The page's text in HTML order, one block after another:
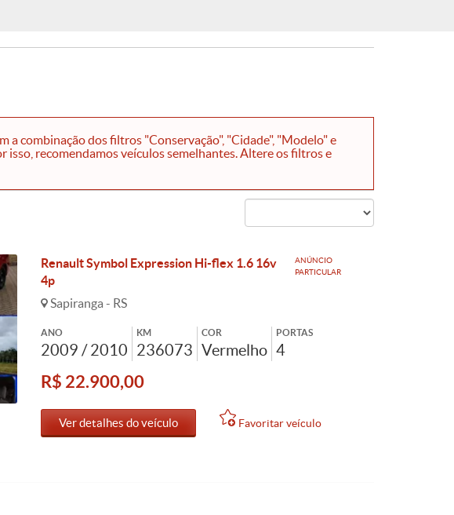
a combinação dos filtros "Conservação", "Cidade", "Modelo" e
isso, recomendamos veículos semelhantes. Altere os filtros e
ANÚNCIO
PARTICULAR
Renault Symbol Expression Hi-flex 1.6 16v
4p
Sapiranga - RS
ANO
2009 / 2010
KM
236073
COR
Vermelho
PORTAS
4
R$ 22.900,00
Ver detalhes do veículo Favoritar veículo